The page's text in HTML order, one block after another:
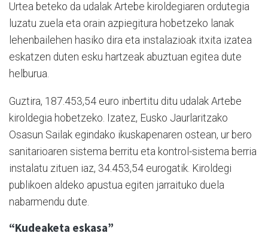
Urtea beteko da udalak Artebe kiroldegiaren ordutegia
luzatu zuela eta orain azpiegitura hobetzeko lanak
lehenbailehen hasiko dira eta instalazioak itxita izatea
eskatzen duten esku hartzeak abuztuan egitea dute
helburua.
Guztira, 187.453,54 euro inbertitu ditu udalak Artebe
kiroldegia hobetzeko. Izatez, Eusko Jaurlaritzako
Osasun Sailak egindako ikuskapenaren ostean, ur bero
sanitarioaren sistema berritu eta kontrol-sistema berria
instalatu zituen iaz, 34.453,54 eurogatik. Kiroldegi
publikoen aldeko apustua egiten jarraituko duela
nabarmendu dute.
“Kudeaketa eskasa”